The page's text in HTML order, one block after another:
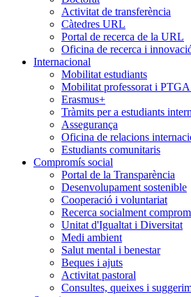
Activitat de transferència
Càtedres URL
Portal de recerca de la URL
Oficina de recerca i
Internacional
Mobilitat estudiants
Mobilitat professorat i
Erasmus+
Tràmits per a estudiants
Assegurança
Oficina de relacions
Estudiants comunitaris
Compromís social
Portal de la Transparència
Desenvolupament sostenible
Cooperació i voluntariat
Recerca socialment
Unitat d'Igualtat i Diversitat
Medi ambient
Salut mental i benestar
Beques i ajuts
Activitat pastoral
Consultes, queixes i